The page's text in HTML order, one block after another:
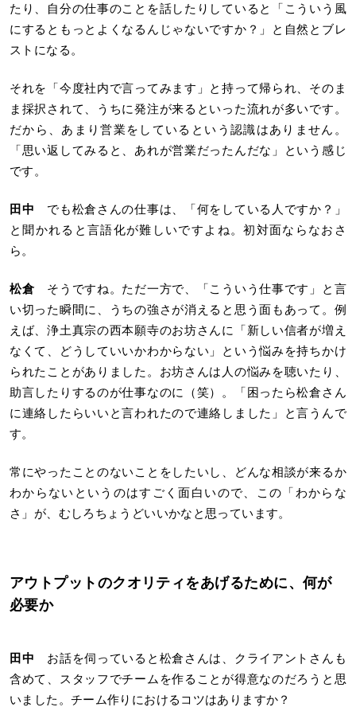
たり、自分の仕事のことを話したりしていると「こういう風
にするともっとよくなるんじゃないですか？」と自然とブレ
ストになる。
それを「今度社内で言ってみます」と持って帰られ、そのま
ま採択されて、うちに発注が来るといった流れが多いです。
だから、あまり営業をしているという認識はありません。
「思い返してみると、あれが営業だったんだな」という感じ
です。
田中 でも松倉さんの仕事は、「何をしている人ですか？」
と聞かれると言語化が難しいですよね。初対面ならなおさ
ら。
松倉そうですね。ただ一方で、「こういう仕事です」と言
い切った瞬間に、うちの強さが消えると思う面もあって。例
えば、浄土真宗の西本願寺のお坊さんに「新しい信者が増え
なくて、どうしていいかわからない」という悩みを持ちかけ
られたことがありました。お坊さんは人の悩みを聴いたり、
助言したりするのが仕事なのに（笑）。「困ったら松倉さん
に連絡したらいいと言われたので連絡しました」と言うんで
す。
常にやったことのないことをしたいし、どんな相談が来るか
わからないというのはすごく面白いので、この「わからな
さ」が、むしろちょうどいいかなと思っています。
アウトプットのクオリティをあげるために、何が
必要か
田中 お話を伺っていると松倉さんは、クライアントさんも
含めて、スタッフでチームを作ることが得意なのだろうと思
いました。チーム作りにおけるコツはありますか？